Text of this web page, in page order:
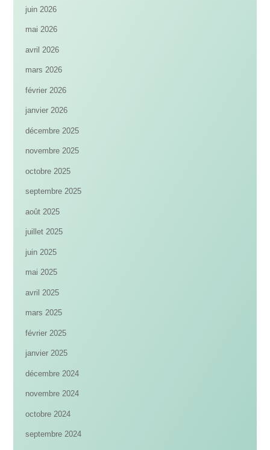
juin 2026
mai 2026
avril 2026
mars 2026
février 2026
janvier 2026
décembre 2025
novembre 2025
octobre 2025
septembre 2025
août 2025
juillet 2025
juin 2025
mai 2025
avril 2025
mars 2025
février 2025
janvier 2025
décembre 2024
novembre 2024
octobre 2024
septembre 2024